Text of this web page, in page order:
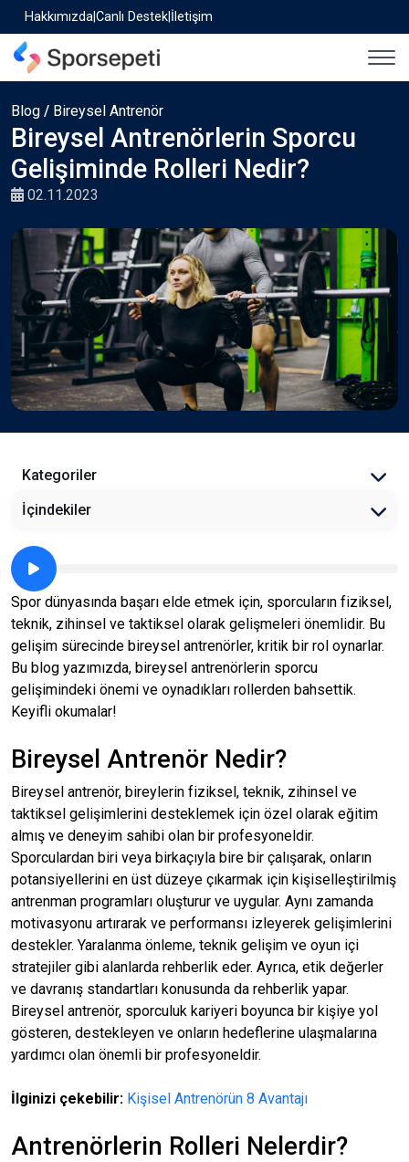
HakkımızdaCanlı Destek İletişim
Blog / Bireysel Antrenör
Bireysel Antrenörlerin Sporcu
Gelişiminde Rolleri Nedir?
02.11.2023
İçindekiler
Kategoriler
Spor dünyasında başarı elde etmek için, sporcuların fiziksel,
teknik, zihinsel ve taktiksel olarak gelişmeleri önemlidir. Bu
gelişim sürecinde bireysel antrenörler, kritik bir rol oynarlar.
Bu blog yazımızda, bireysel antrenörlerin sporcu
gelişimindeki önemi ve oynadıkları rollerden bahsettik.
Keyifli okumalar!
Bireysel Antrenör Nedir?
Bireysel antrenör, bireylerin fiziksel, teknik, zihinsel ve
taktiksel gelişimlerini desteklemek için özel olarak eğitim
almış ve deneyim sahibi olan bir profesyoneldir.
Sporculardan biri veya birkaçıyla bire bir çalışarak, onların
potansiyellerini en üst düzeye çıkarmak için kişiselleştirilmiş
antrenman programları oluşturur ve uygular. Aynı zamanda
motivasyonu artırarak ve performansı izleyerek gelişimlerini
destekler. Yaralanma önleme, teknik gelişim ve oyun içi
stratejiler gibi alanlarda rehberlik eder. Ayrıca, etik değerler
ve davranış standartları konusunda da rehberlik yapar.
Bireysel antrenör, sporculuk kariyeri boyunca bir kişiye yol
gösteren, destekleyen ve onların hedeflerine ulaşmalarına
yardımcı olan önemli bir profesyoneldir.
İlginizi çekebilir: Kişisel Antrenörün 8 Avantajı
Antrenörlerin Rolleri Nelerdir?